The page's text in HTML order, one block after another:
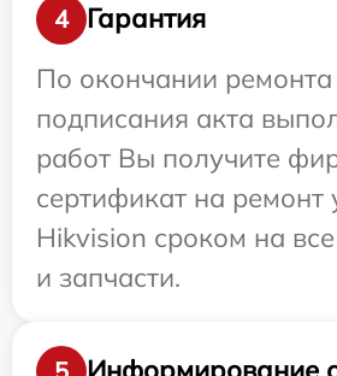
4
Гарантия
По окончании ремонта
подписания акта
работ Вы получите
сертификат на ремонт
Hikvision сроком на
и запчасти.